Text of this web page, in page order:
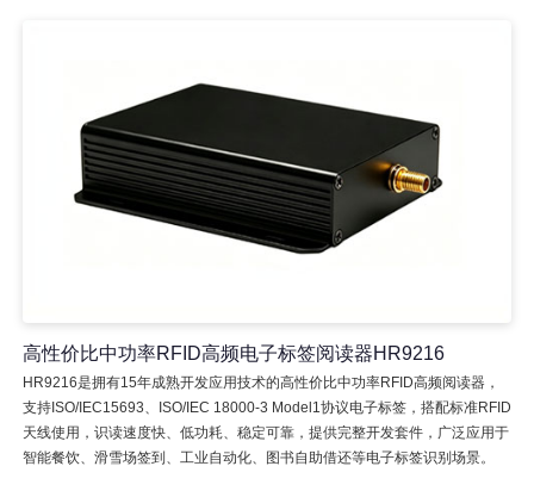
高性价比中功率RFID高频电子标签阅读器HR9216
HR9216是拥有15年成熟开发应用技术的高性价比中功率RFID高频阅读器，
支持ISO/IEC15693、ISO/IEC 18000-3 Model1协议电子标签，搭配标准RFID
天线使用，识读速度快、低功耗、稳定可靠，提供完整开发套件，广泛应用于
智能餐饮、滑雪场签到、工业自动化、图书自助借还等电子标签识别场景。